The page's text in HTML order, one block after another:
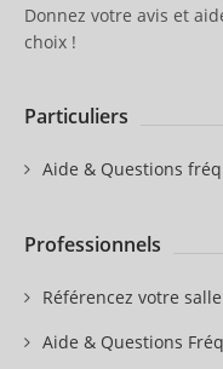
Donnez votre avis et
choix !
Particuliers
Aide & Questions
Professionnels
Référencez votre salle
Aide & Questions